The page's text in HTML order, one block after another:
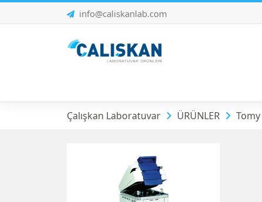
info@caliskanlab.com
Tomy | Otoklavlar
Çalışkan Laboratuvar ÜRÜNLER